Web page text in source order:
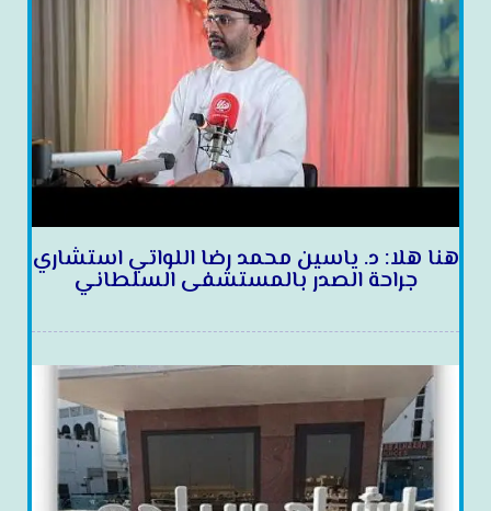
هنا هلا: د. ياسين محمد رضا اللواتي استشاري
جراحة الصدر بالمستشفى السلطاني